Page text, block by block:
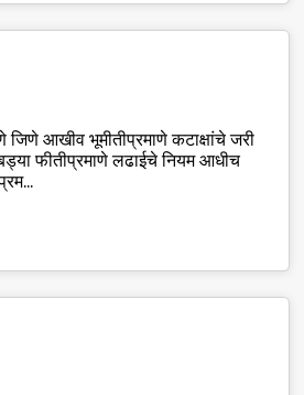
जिणे आखीव भूमीतीप्रमाणे कटाक्षांचे जरी
फीतीप्रमाणे लढाईचे नियम आधीच